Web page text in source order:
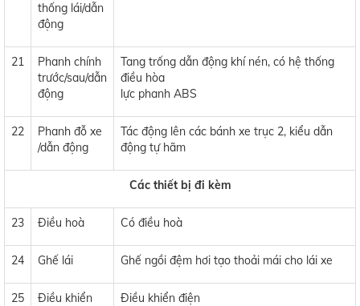
thống lái/dẫn
động
21
Phanh chính
trước/sau/dẫn
động
Tang trống dẫn động khí nén, có hệ thống
điều hòa
lực phanh ABS
22
Phanh đỗ xe
/dẫn động
Tác động lên các bánh xe trục 2, kiểu dẫn
động tự hãm
Các thiết bị đi kèm
23 Điều hoà Có điều hoà
24 Ghế lái Ghế ngồi đệm hơi tạo thoải mái cho lái xe
25
Điều khiển
Điều khiển điện